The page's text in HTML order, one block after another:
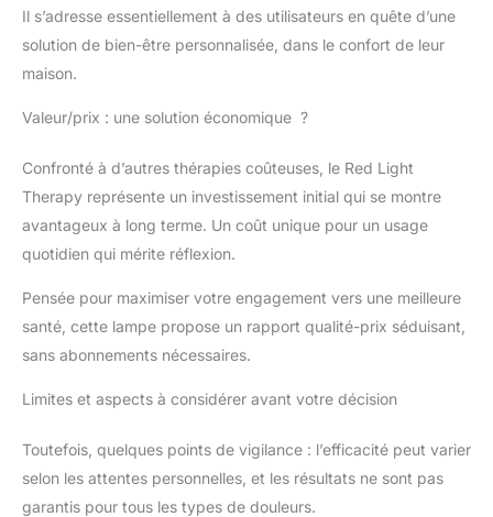
Il s’adresse essentiellement à des utilisateurs en quête d’une
solution de bien-être personnalisée, dans le confort de leur
maison.
Valeur/prix : une solution économique ?
Confronté à d’autres thérapies coûteuses, le Red Light
Therapy représente un investissement initial qui se montre
avantageux à long terme. Un coût unique pour un usage
quotidien qui mérite réflexion.
Pensée pour maximiser votre engagement vers une meilleure
santé, cette lampe propose un rapport qualité-prix séduisant,
sans abonnements nécessaires.
Limites et aspects à considérer avant votre décision
Toutefois, quelques points de vigilance : l’efficacité peut varier
selon les attentes personnelles, et les résultats ne sont pas
garantis pour tous les types de douleurs.